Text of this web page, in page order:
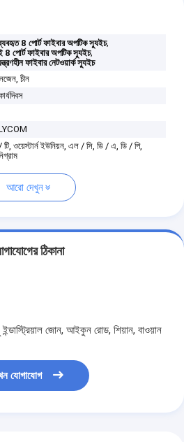
8 পোর্ট ফাইবার অপটিক স্যুইচ,
8 পোর্ট ফাইবার অপটিক স্যুইচ,
ফাইবার নেটওয়ার্ক স্যুইচ
চীন
টি, ওয়েস্টার্ন ইউনিয়ন, এল / সি, ডি / এ, ডি / পি,
আরো দেখুন
ঠিকানা
জোন, আইকুন রোড, শিয়ান, বাওয়ান
যোগাযোগ